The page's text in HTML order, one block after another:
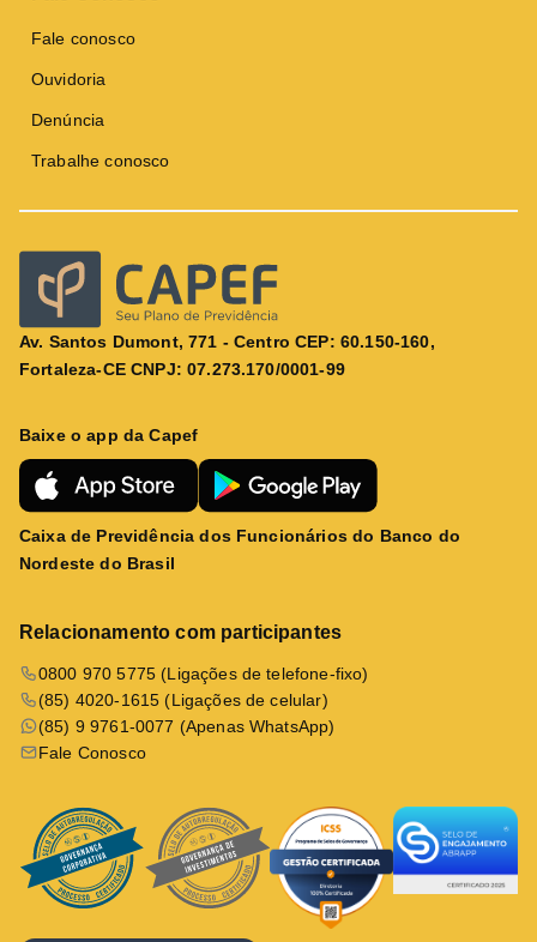
Fale conosco
Ouvidoria
Denúncia
Trabalhe conosco
Av. Santos Dumont, 771 - Centro CEP: 60.150-160,
Fortaleza-CE CNPJ: 07.273.170/0001-99
Baixe o app da Capef
Caixa de Previdência dos Funcionários do Banco do
Nordeste do Brasil
Relacionamento com participantes
0800 970 5775 (Ligações de telefone-fixo)
(85) 4020-1615 (Ligações de celular)
(85) 9 9761-0077 (Apenas WhatsApp)
Fale Conosco